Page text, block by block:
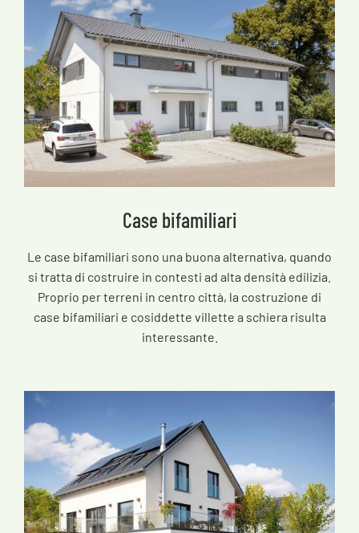
Case bifamiliari
Le case bifamiliari sono una buona alternativa, quando
si tratta di costruire in contesti ad alta densità edilizia.
Proprio per terreni in centro città, la costruzione di
case bifamiliari e cosiddette villette a schiera risulta
interessante.